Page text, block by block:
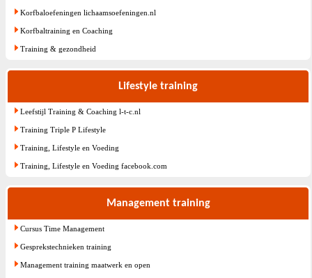
Korfbaloefeningen lichaamsoefeningen.nl
Korfbaltraining en Coaching
Training & gezondheid
Lifestyle training
Leefstijl Training & Coaching l-t-c.nl
Training Triple P Lifestyle
Training, Lifestyle en Voeding
Training, Lifestyle en Voeding facebook.com
Management training
Cursus Time Management
Gesprekstechnieken training
Management training maatwerk en open